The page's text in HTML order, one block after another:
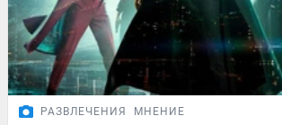
РАЗВЛЕЧЕНИЯ МНЕНИЕ